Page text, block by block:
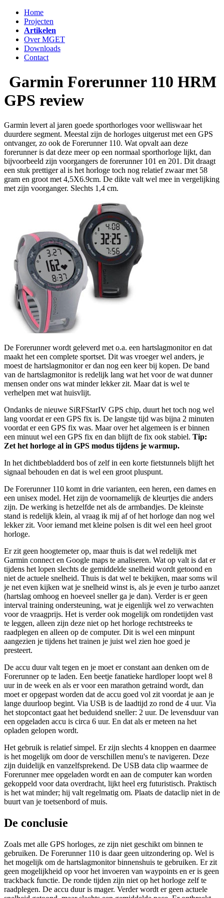
Home
Projecten
Artikelen
Over MGET
Downloads
Contact
Garmin Forerunner 110 HRM
GPS review
Garmin levert al jaren goede sporthorloges voor welliswaar het
duurdere segment. Meestal zijn de horloges uitgerust met een GPS
ontvanger, zo ook de Forerunner 110. Wat opvalt aan deze
forerunner is dat deze meer op een normaal sporthorloge lijkt, dan
bijvoorbeeld zijn voorgangers de forerunner 101 en 201. Dit draagt
een stuk prettiger al is het horloge toch nog relatief zwaar met 58
gram en groot met 4,5X6.9cm. De dikte valt wel mee in vergelijking
met zijn voorganger. Slechts 1,4 cm.
De Forerunner wordt geleverd met o.a. een hartslagmonitor en dat
maakt het een complete sportset. Dit was vroeger wel anders, je
moest de hartslagmonitor er dan nog een keer bij kopen. De band
van de hartslagmonitor is redelijk lang wat het voor de wat dunner
mensen onder ons wat minder lekker zit. Maar dat is wel te
verhelpen met wat huisvlijt.
Ondanks de nieuwe SiRFStarIV GPS chip, duurt het toch nog wel
lang voordat er een GPS fix is. De langste tijd was bijna 2 minuten
voordat er een GPS fix was. Maar over het algemeen is er binnen
een minuut wel een GPS fix en dan blijft de fix ook stabiel. Tip:
Zet het horloge al in GPS modus tijdens je warmup.
In het dichtbebladderd bos of zelf in een korte fietstunnels blijft het
signaal behouden en dat is wel een groot pluspunt.
De Forerunner 110 komt in drie varianten, een heren, een dames en
een unisex model. Het zijn de voornamelijk de kleurtjes die anders
zijn. De werking is hetzelfde net als de armbandjes. De kleinste
stand is redelijk klein, al vraag ik mij af of het horloge dan nog wel
lekker zit. Voor iemand met kleine polsen is dit wel een heel groot
horloge.
Er zit geen hoogtemeter op, maar thuis is dat wel redelijk met
Garmin connect en Google maps te analiseren. Wat op valt is dat er
tijdens het lopen slechts de gemiddelde snelheid wordt getoond en
niet de actuele snelheid. Thuis is dat wel te bekijken, maar soms wil
je net even kijken wat je snelheid winst is, als je even je turbo aanzet
(hartslag omhoog en hoeveel sneller ga je dan). Verder is er geen
interval training ondersteuning, wat je eigenlijk wel zo verwachten
voor de vraagprijs. Het is verder ook mogelijk om rondetijden vast
te leggen, alleen zijn deze niet op het horloge rechtstreeks te
raadplegen en alleen op de computer. Dit is wel een minpunt
aangezien je tijdens het trainen je juist wel zien hoe goed je
presteert.
De accu duur valt tegen en je moet er constant aan denken om de
Forerunner op te laden. Een beetje fanatieke hardloper loopt wel 8
uur in de week en als er voor een marathon getraind wordt, dan
moet er opgepast worden dat de accu goed vol zit voordat je aan je
lange duurloop begint. Via USB is de laadtijd zo rond de 4 uur. Via
het stopcontact gaat het beduidend sneller: 2 uur. De levensduur van
een opgeladen accu is circa 6 uur. En dat als er meteen na het
opladen gelopen wordt.
Het gebruik is relatief simpel. Er zijn slechts 4 knoppen en daarmee
is het mogelijk om door de verschillen menu's te navigeren. Deze
zijn duidelijk en vanzelfsprekend. De USB data clip waarmee de
Forerunner mee opgeladen wordt en aan de computer kan worden
gekoppeld voor data overdracht, lijkt heel erg futuristisch. Praktisch
is het wat minder; hij valt regelmatig om. Plaats de dataclip niet in de
buurt van je toetsenbord of muis.
De conclusie
Zoals met alle GPS horloges, ze zijn niet geschikt om binnen te
gebruiken. De Forerunner 110 is daar geen uitzondering op. Wel is
het mogelijk om de hartslagmonitor binnenshuis te gebruiken. Er zit
geen mogelijkheid op voor het invoeren van waypoints en er is geen
trackback functie. De ronde tijden zijn niet op het horloge zelf te
raadplegen. De accu duur is mager. Verder wordt er geen actuele